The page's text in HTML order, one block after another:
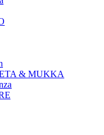
& MUKKA